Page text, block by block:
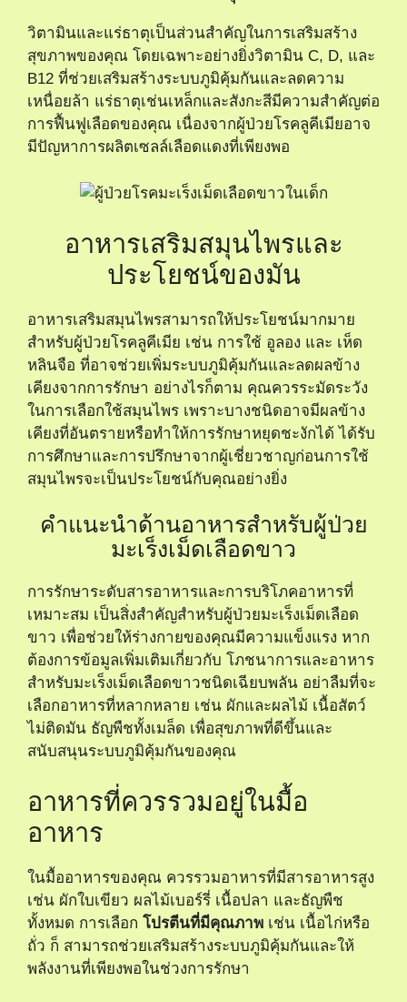
วิตามินและแร่ธาตุเป็นส่วนสำคัญในการเสริมสร้าง
สุขภาพของคุณ โดยเฉพาะอย่างยิ่งวิตามิน C, D, และ
B12 ที่ช่วยเสริมสร้างระบบภูมิคุ้มกันและลดความ
เหนื่อยล้า แร่ธาตุเช่นเหล็กและสังกะสีมีความสำคัญต่อ
การฟื้นฟูเลือดของคุณ เนื่องจากผู้ป่วยโรคลูคีเมียอาจ
มีปัญหาการผลิตเซลล์เลือดแดงที่เพียงพอ
อาหารเสริมสมุนไพรและ
ประโยชน์ของมัน
อาหารเสริมสมุนไพรสามารถให้ประโยชน์มากมาย
สำหรับผู้ป่วยโรคลูคีเมีย เช่น การใช้ อูลอง และ เห็ด
หลินจือ ที่อาจช่วยเพิ่มระบบภูมิคุ้มกันและลดผลข้าง
เคียงจากการรักษา อย่างไรก็ตาม คุณควรระมัดระวัง
ในการเลือกใช้สมุนไพร เพราะบางชนิดอาจมีผลข้าง
เคียงที่อันตรายหรือทำให้การรักษาหยุดชะงักได้ ได้รับ
การศึกษาและการปรึกษาจากผู้เชี่ยวชาญก่อนการใช้
สมุนไพรจะเป็นประโยชน์กับคุณอย่างยิ่ง
คำแนะนำด้านอาหารสำหรับผู้ป่วย
มะเร็งเม็ดเลือดขาว
การรักษาระดับสารอาหารและการบริโภคอาหารที่
เหมาะสม เป็นสิ่งสำคัญสำหรับผู้ป่วยมะเร็งเม็ดเลือด
ขาว เพื่อช่วยให้ร่างกายของคุณมีความแข็งแรง หาก
ต้องการข้อมูลเพิ่มเติมเกี่ยวกับ โภชนาการและอาหาร
สำหรับมะเร็งเม็ดเลือดขาวชนิดเฉียบพลัน อย่าลืมที่จะ
เลือกอาหารที่หลากหลาย เช่น ผักและผลไม้ เนื้อสัตว์
ไม่ติดมัน ธัญพืชทั้งเมล็ด เพื่อสุขภาพที่ดีขึ้นและ
สนับสนุนระบบภูมิคุ้มกันของคุณ
อาหารที่ควรรวมอยู่ในมื้อ
อาหาร
ในมื้ออาหารของคุณ ควรรวมอาหารที่มีสารอาหารสูง
เช่น ผักใบเขียว ผลไม้เบอร์รี่ เนื้อปลา และธัญพืช
ทั้งหมด การเลือก โปรตีนที่มีคุณภาพ เช่น เนื้อไก่หรือ
ถั่ว ก็ สามารถช่วยเสริมสร้างระบบภูมิคุ้มกันและให้
พลังงานที่เพียงพอในช่วงการรักษา